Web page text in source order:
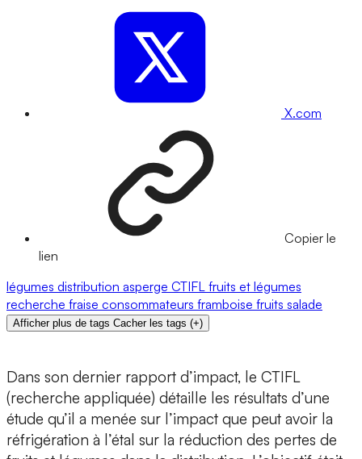
X.com
Copier le
lien
légumes distribution asperge CTIFL fruits et légumes
recherche fraise consommateurs framboise fruits salade
Afficher plus de tags Cacher les tags (+)
Dans son dernier rapport d’impact, le CTIFL
(recherche appliquée) détaille les résultats d’une
étude qu’il a menée sur l’impact que peut avoir la
réfrigération à l’étal sur la réduction des pertes de